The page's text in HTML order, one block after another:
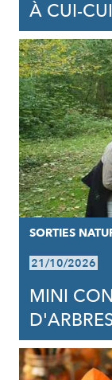
À CUI-
SORTIES
21/10/2026
MINI